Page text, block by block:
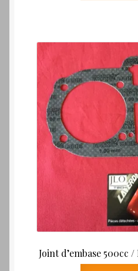
Joint d’embase 500cc